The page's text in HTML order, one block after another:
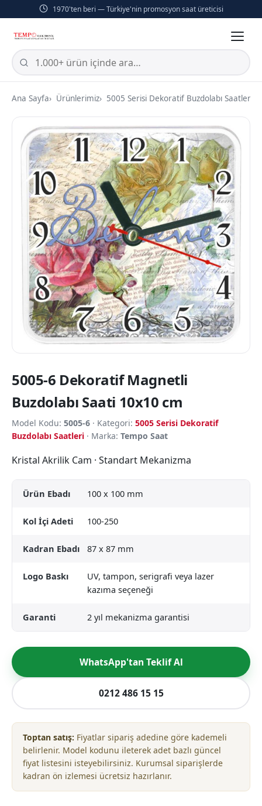
1970'ten beri — Türkiye'nin promosyon saat üreticisi
Ana Sayfa Ürünlerimiz 5005 Serisi Dekoratif Buzdolabı Saatleri
5005-6 Dekoratif Magnetli
Buzdolabı Saati 10x10 cm
Model Kodu: 5005-6 · Kategori: 5005 Serisi Dekoratif
Buzdolabı Saatleri · Marka: Tempo Saat
Kristal Akrilik Cam · Standart Mekanizma
Ürün Ebadı 100 x 100 mm
Kol İçi Adeti 100-250
Kadran Ebadı 87 x 87 mm
Logo Baskı
UV, tampon, serigrafi veya lazer
kazıma seçeneği
Garanti 2 yıl mekanizma garantisi
WhatsApp'tan Teklif Al
0212 486 15 15
Toptan satış: Fiyatlar sipariş adedine göre kademeli
belirlenir. Model kodunu ileterek adet bazlı güncel
fiyat listesini isteyebilirsiniz. Kurumsal siparişlerde
kadran ön izlemesi ücretsiz hazırlanır.